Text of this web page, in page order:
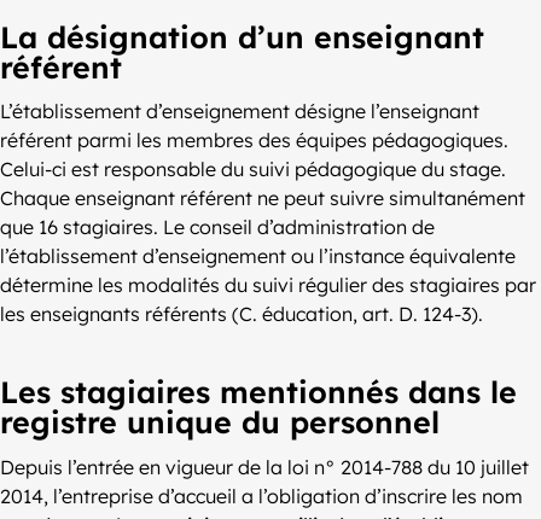
La désignation d’un enseignant
référent
L’établissement d’enseignement désigne l’enseignant
référent parmi les membres des équipes pédagogiques.
Celui-ci est responsable du suivi pédagogique du stage.
Chaque enseignant référent ne peut suivre simultanément
que 16 stagiaires. Le conseil d’administration de
l’établissement d’enseignement ou l’instance équivalente
détermine les modalités du suivi régulier des stagiaires par
les enseignants référents (C. éducation, art. D. 124-3).
Les stagiaires mentionnés dans le
registre unique du personnel
Depuis l’entrée en vigueur de la loi n° 2014-788 du 10 juillet
2014, l’entreprise d’accueil a l’obligation d’inscrire les nom